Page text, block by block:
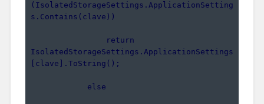
(IsolatedStorageSettings.ApplicationSetting
s.Contains(clave))
IsolatedStorageSettings.ApplicationSettings
[clave].ToString();
            else